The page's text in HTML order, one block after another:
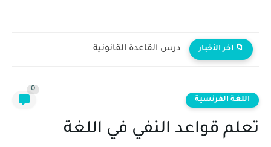
📁 آخر الأخبار درس القاعدة القانونية
اللغة الفرنسية
0
تعلم قواعد النفي في اللغة